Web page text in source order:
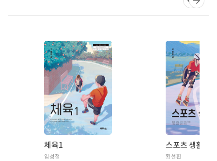
체육1
임성철
스포츠 생활1
황선환